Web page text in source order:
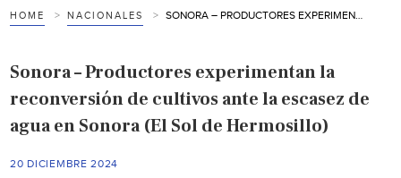
HOME NACIONALES
Sonora – Productores experimentan la
reconversión de cultivos ante la escasez de
agua en Sonora (El Sol de Hermosillo)
20 DICIEMBRE 2024